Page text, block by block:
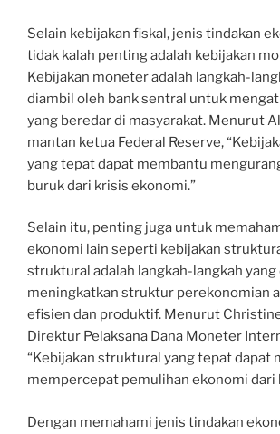
Selain kebijakan fiskal, jenis tindakan
tidak kalah penting adalah kebijakan
Kebijakan moneter adalah langkah-
diambil oleh bank sentral untuk
yang beredar di masyarakat. Menurut
mantan ketua Federal Reserve,
yang tepat dapat membantu
buruk dari krisis ekonomi.”
Selain itu, penting juga untuk
ekonomi lain seperti kebijakan
struktural adalah langkah-langkah
meningkatkan struktur perekonomian
efisien dan produktif. Menurut
Direktur Pelaksana Dana Moneter
“Kebijakan struktural yang tepat dapat
mempercepat pemulihan ekonomi dari
Dengan memahami jenis tindakan